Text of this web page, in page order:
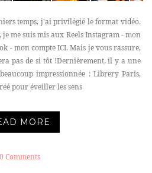
temps, j'ai privilégié le format vidéo.
me suis mis aux Reels Instagram - mon
- mon compte ICI. Mais je vous rassure,
pas de si tôt !Dernièrement, il y a une
impressionnée : Librery Paris,
pour éveiller les sens
MORE
0 Comments